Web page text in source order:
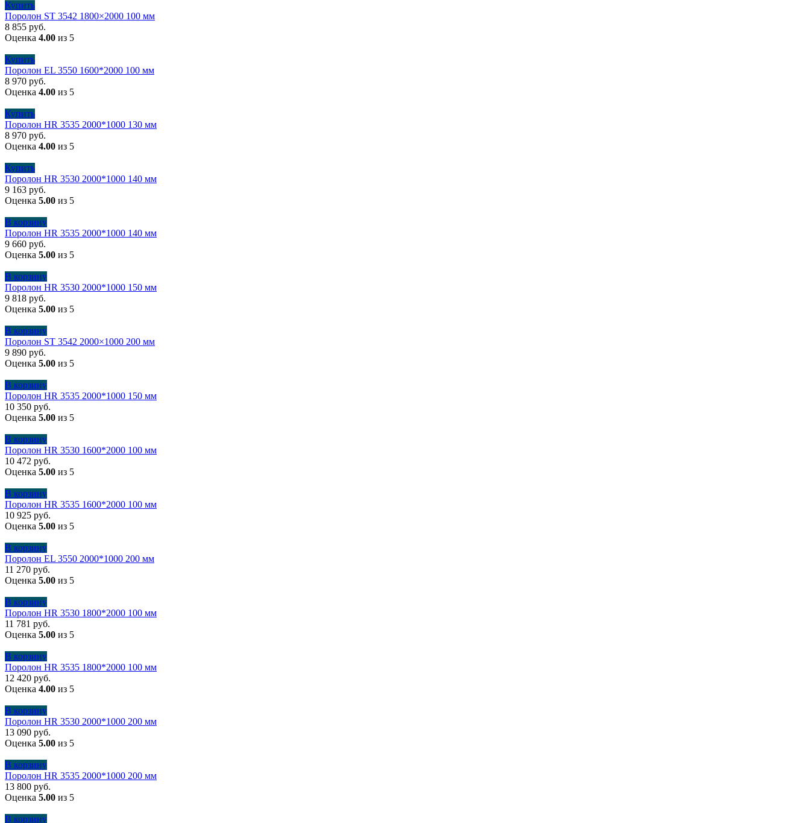
Купить
Поролон ST 3542 1800×2000 100 мм
8 855 руб.
Оценка 4.00 из 5
Купить
Поролон EL 3550 1600*2000 100 мм
8 970 руб.
Оценка 4.00 из 5
Купить
Поролон HR 3535 2000*1000 130 мм
8 970 руб.
Оценка 4.00 из 5
Купить
Поролон HR 3530 2000*1000 140 мм
9 163 руб.
Оценка 5.00 из 5
В корзину
Поролон HR 3535 2000*1000 140 мм
9 660 руб.
Оценка 5.00 из 5
В корзину
Поролон HR 3530 2000*1000 150 мм
9 818 руб.
Оценка 5.00 из 5
В корзину
Поролон ST 3542 2000×1000 200 мм
9 890 руб.
Оценка 5.00 из 5
В корзину
Поролон HR 3535 2000*1000 150 мм
10 350 руб.
Оценка 5.00 из 5
В корзину
Поролон HR 3530 1600*2000 100 мм
10 472 руб.
Оценка 5.00 из 5
В корзину
Поролон HR 3535 1600*2000 100 мм
10 925 руб.
Оценка 5.00 из 5
В корзину
Поролон EL 3550 2000*1000 200 мм
11 270 руб.
Оценка 5.00 из 5
В корзину
Поролон HR 3530 1800*2000 100 мм
11 781 руб.
Оценка 5.00 из 5
В корзину
Поролон HR 3535 1800*2000 100 мм
12 420 руб.
Оценка 4.00 из 5
В корзину
Поролон HR 3530 2000*1000 200 мм
13 090 руб.
Оценка 5.00 из 5
В корзину
Поролон HR 3535 2000*1000 200 мм
13 800 руб.
Оценка 5.00 из 5
В корзину